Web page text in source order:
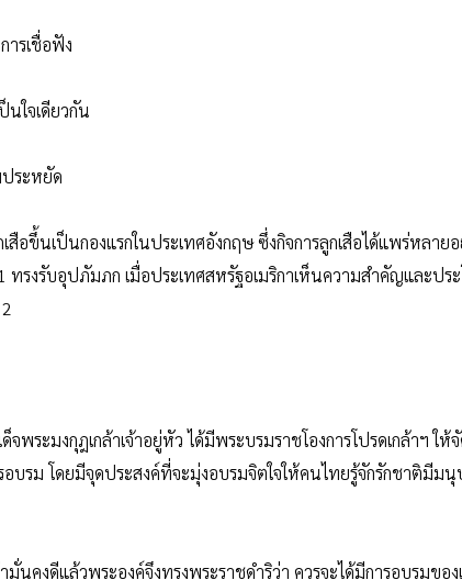
ารเชื่อฟัง
นใจเดียวกัน
ระหยัด
สือขึ้นเป็นกองแรกในประเทศอังกฤษ ซึ่งกิจการลูกเสือได้แพร่หลาย
ทรงรับอุปภัมภก เมื่อประเทศสหรัฐอเมริกาเห็นความสำคัญและปร
ระมงกุฎเกล้าเจ้าอยู่หัว ได้มีพระบรมราชโองการโปรดเกล้าฯ ให้
อบรม โดยมีจุดประสงค์ที่จะมุ่งอบรมจิตใจให้คนไทยรู้จักรักชาติมีม
มั่นคงดีแล้วพระองค์จึงทรงพระราชดำริว่า ควรจะได้มีการอบรมขอ